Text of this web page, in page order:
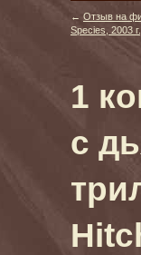
← Отзыв на
Species, 2003
1
с